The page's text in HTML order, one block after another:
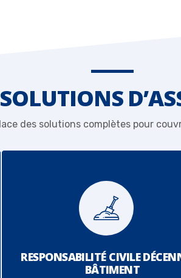
RESPONSABILITÉ CIVILE
BÂTIMENT
des solutions complètes pour